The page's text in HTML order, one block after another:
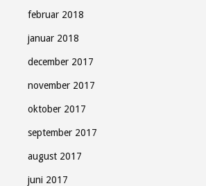
februar 2018
januar 2018
december 2017
november 2017
oktober 2017
september 2017
august 2017
juni 2017